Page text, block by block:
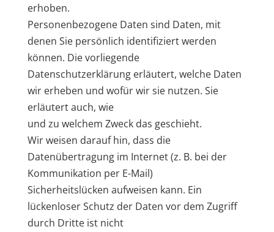
erhoben.
Personenbezogene Daten sind Daten, mit
denen Sie persönlich identifiziert werden
können. Die vorliegende
Datenschutzerklärung erläutert, welche Daten
wir erheben und wofür wir sie nutzen. Sie
erläutert auch, wie
und zu welchem Zweck das geschieht.
Wir weisen darauf hin, dass die
Datenübertragung im Internet (z. B. bei der
Kommunikation per E-Mail)
Sicherheitslücken aufweisen kann. Ein
lückenloser Schutz der Daten vor dem Zugriff
durch Dritte ist nicht